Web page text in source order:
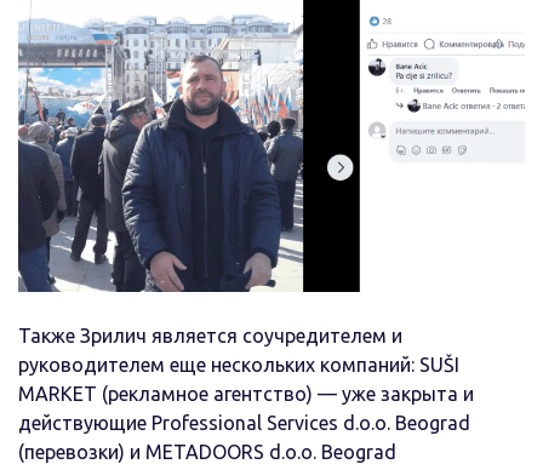
Также Зрилич является соучредителем и
руководителем еще нескольких компаний: SUŠI
MARKET (рекламное агентство) — уже закрыта и
действующие Professional Services d.o.o. Beograd
(перевозки) и METADOORS d.o.o. Beograd